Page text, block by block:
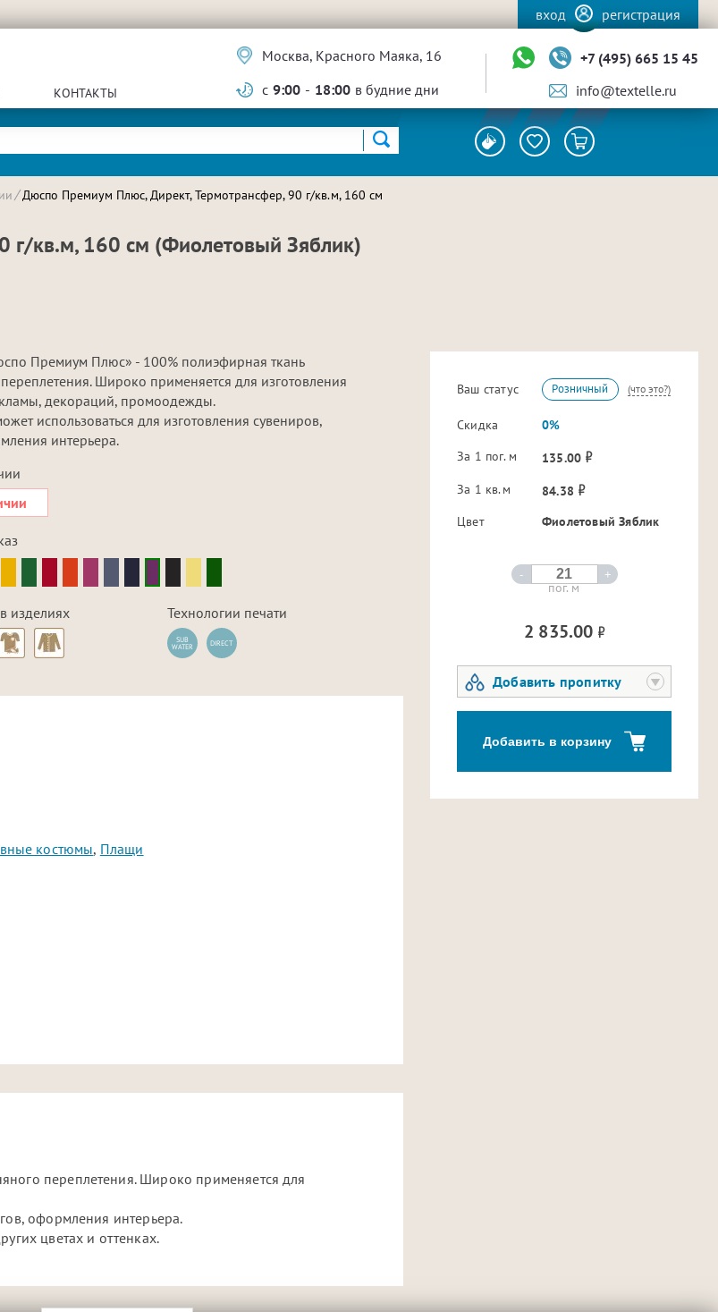
вход регистрация
КОНТАКТЫ
Москва, Красного Маяка, 16
с 9:00 - 18:00 в будние дни
+7 (495) 665 15 45
info@textelle.ru
Дюспо Премиум Плюс, Директ, Термотрансфер, 90 г/кв.м, 160 см
г/кв.м, 160 см (Фиолетовый Зяблик)
Премиум Плюс» - 100% полиэфирная ткань
Широко применяется для изготовления
декораций, промоодежды.
использоваться для изготовления сувениров,
интерьера.
изделиях Технологии печати
SUB
WATER
DIRECT
костюмы, Плащи
переплетения. Широко применяется для
оформления интерьера.
цветах и оттенках.
Ваш статус Розничный (что это?)
Скидка
0%
За 1 пог. м
135.00
За 1 кв.м
84.38
Цвет
Фиолетовый Зяблик
- +
пог. м
2 835.00
Добавить пропитку
Добавить в корзину